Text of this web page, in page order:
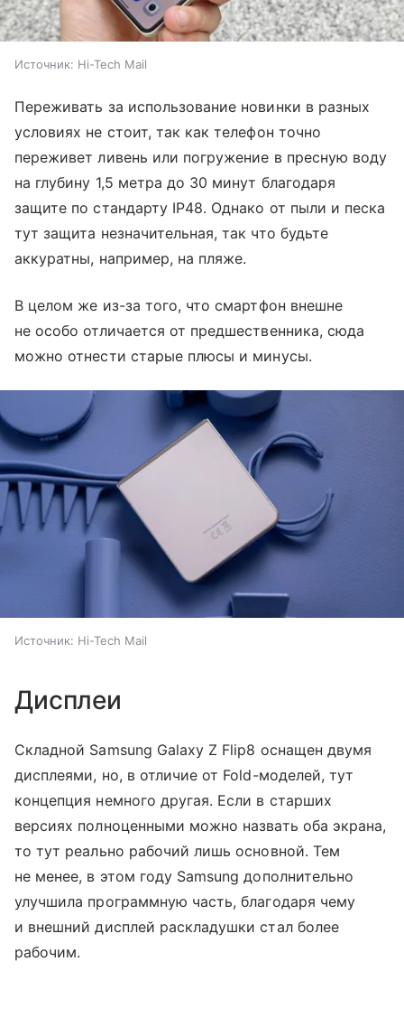
Источник: Hi-Tech Mail
Переживать за использование новинки в разных
условиях не стоит, так как телефон точно
переживет ливень или погружение в пресную воду
на глубину 1,5 метра до 30 минут благодаря
защите по стандарту IP48. Однако от пыли и песка
тут защита незначительная, так что будьте
аккуратны, например, на пляже.
В целом же из-за того, что смартфон внешне
не особо отличается от предшественника, сюда
можно отнести старые плюсы и минусы.
Источник: Hi-Tech Mail
Дисплеи
Складной Samsung Galaxy Z Flip8 оснащен двумя
дисплеями, но, в отличие от Fold-моделей, тут
концепция немного другая. Если в старших
версиях полноценными можно назвать оба экрана,
то тут реально рабочий лишь основной. Тем
не менее, в этом году Samsung дополнительно
улучшила программную часть, благодаря чему
и внешний дисплей раскладушки стал более
рабочим.